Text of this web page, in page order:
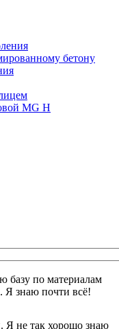
бетону
MG H
базу по материалам
Я знаю почти всё!
Я не так хорошо знаю